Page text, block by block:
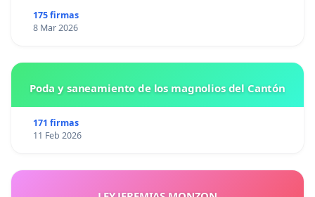
175 firmas
8 Mar 2026
Poda y saneamiento de los magnolios del Cantón
171 firmas
11 Feb 2026